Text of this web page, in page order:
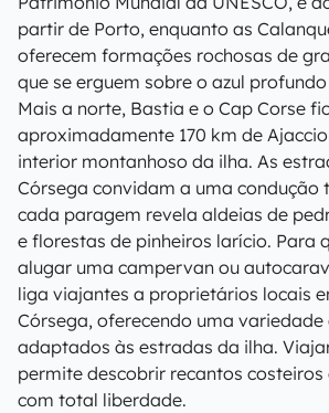
partir de Porto, enquanto as
oferecem formações rochosas de
que se erguem sobre o azul
Mais a norte, Bastia e o Cap Corse
aproximadamente 170 km de
interior montanhoso da ilha. As
Córsega convidam a uma condução
cada paragem revela aldeias de
e florestas de pinheiros larício. Para
alugar uma campervan ou
liga viajantes a proprietários locais
Córsega, oferecendo uma variedade
adaptados às estradas da ilha.
permite descobrir recantos costeiros
com total liberdade.